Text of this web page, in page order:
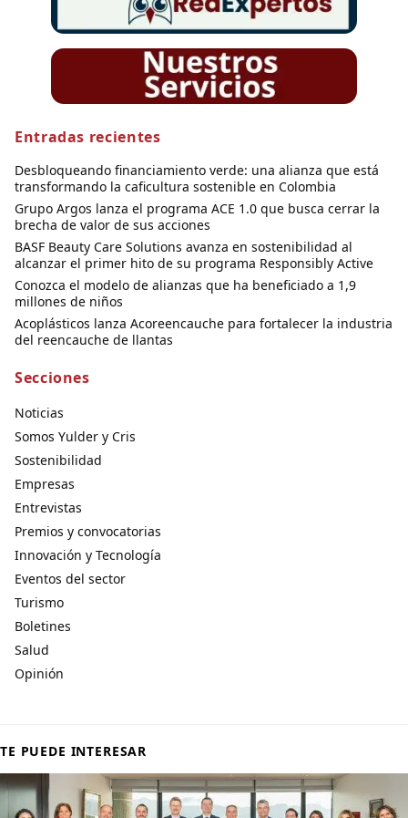
Entradas recientes
Desbloqueando financiamiento verde: una alianza que está
transformando la caficultura sostenible en Colombia
Grupo Argos lanza el programa ACE 1.0 que busca cerrar la
brecha de valor de sus acciones
BASF Beauty Care Solutions avanza en sostenibilidad al
alcanzar el primer hito de su programa Responsibly Active
Conozca el modelo de alianzas que ha beneficiado a 1,9
millones de niños
Acoplásticos lanza Acoreencauche para fortalecer la industria
del reencauche de llantas
Secciones
Noticias
Somos Yulder y Cris
Sostenibilidad
Empresas
Entrevistas
Premios y convocatorias
Innovación y Tecnología
Eventos del sector
Turismo
Boletines
Salud
Opinión
TE PUEDE INTERESAR